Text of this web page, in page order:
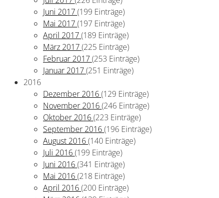
Juni 2017(199 Einträge)
Mai 2017(197 Einträge)
April 2017(189 Einträge)
März 2017(225 Einträge)
Februar 2017(253 Einträge)
Januar 2017(251 Einträge)
2016
Dezember 2016(129 Einträge)
November 2016(246 Einträge)
Oktober 2016(223 Einträge)
September 2016(196 Einträge)
August 2016(140 Einträge)
Juli 2016(199 Einträge)
Juni 2016(341 Einträge)
Mai 2016(218 Einträge)
April 2016(200 Einträge)